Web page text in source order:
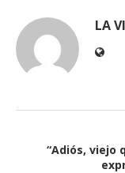
LA
“Adiós, viejo